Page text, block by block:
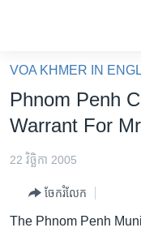
គេហទំព័រ​
ទាក់ទង
និង​
ហេឡូវីអូអេ
VOA KHMER IN
Phnom Penh
Warrant For
22 វិច្ឆិកា 2005
ចែករំលែក
The Phnom Penh